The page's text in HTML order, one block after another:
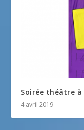
Soirée théâtre
4 avril 2019